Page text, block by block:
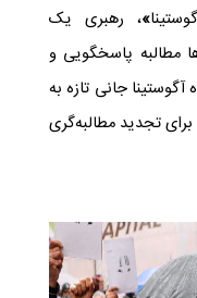
»، رهبری یک
مطالبه پاسخگویی و
جانی تازه به
تجدید مطالبه‌گری